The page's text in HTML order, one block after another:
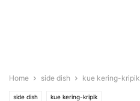
Home side dish kue kering-kripik
side dish kue kering-kripik